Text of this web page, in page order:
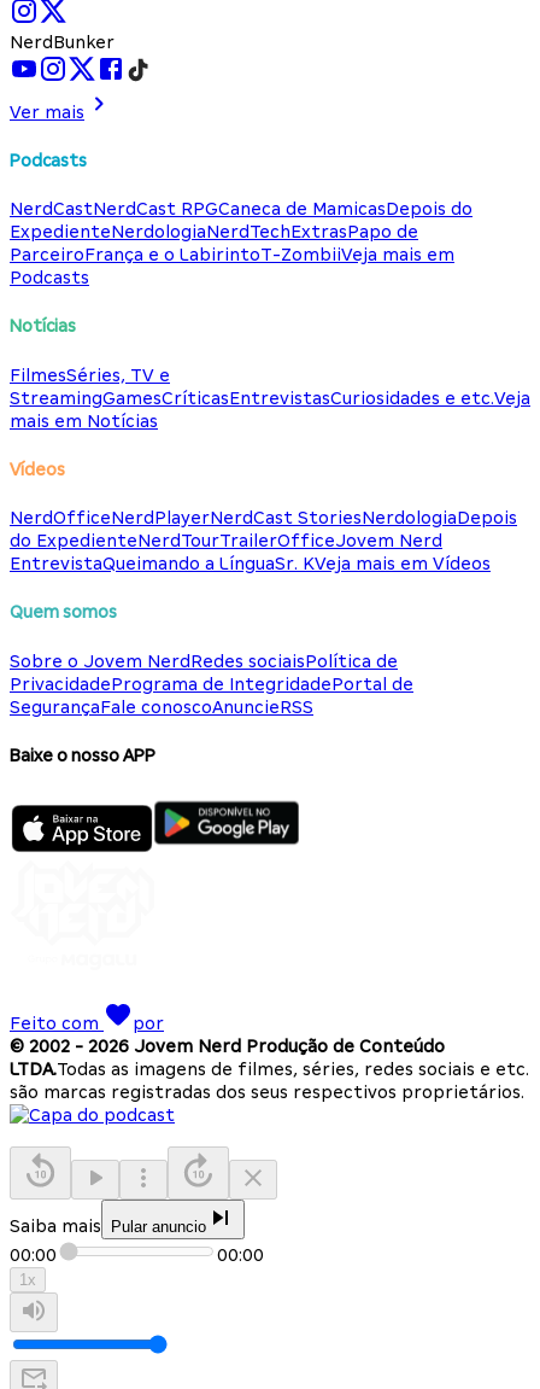
NerdBunker
Ver mais
Podcasts
NerdCastNerdCast RPGCaneca de MamicasDepois do
ExpedienteNerdologiaNerdTechExtrasPapo de
ParceiroFrança e o LabirintoT-ZombiiVeja mais em
Podcasts
Notícias
FilmesSéries, TV e
StreamingGamesCríticasEntrevistasCuriosidades e etc.Veja
mais em Notícias
Vídeos
NerdOfficeNerdPlayerNerdCast StoriesNerdologiaDepois
do ExpedienteNerdTourTrailerOfficeJovem Nerd
EntrevistaQueimando a LínguaSr. KVeja mais em Vídeos
Quem somos
Sobre o Jovem NerdRedes sociaisPolítica de
PrivacidadePrograma de IntegridadePortal de
SegurançaFale conoscoAnuncieRSS
Baixe o nosso APP
Feito com
por
© 2002 - 2026 Jovem Nerd Produção de Conteúdo
LTDA.Todas as imagens de filmes, séries, redes sociais e etc.
são marcas registradas dos seus respectivos proprietários.
Saiba mais Pular anuncio
00:00 00:00
1x